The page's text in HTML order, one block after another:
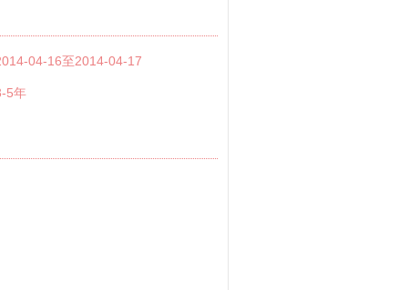
04-16至2014-04-17
5年